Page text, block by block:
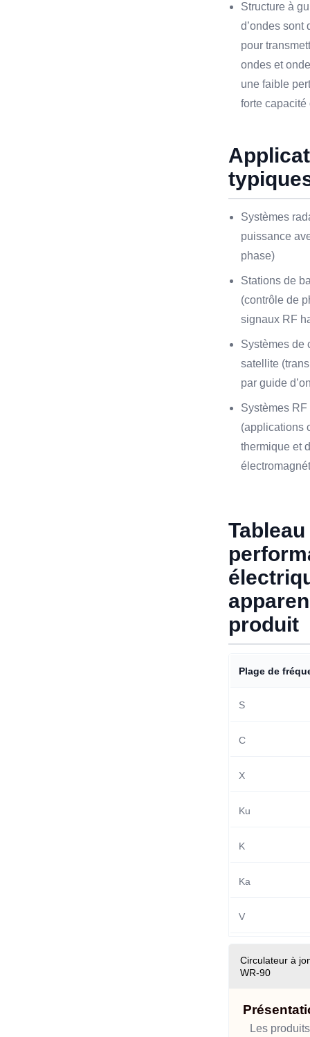
Structure à
d’ondes sont
pour
ondes et
une faible
forte
Systèmes
puissance
phase)
Stations de
(contrôle de
signaux RF
Systèmes de
satellite
par guide
Systèmes
(applications
thermique et
produit
Plage de
S
C
X
Ku
K
Ka
V
Circulateur à
WR-90
Les